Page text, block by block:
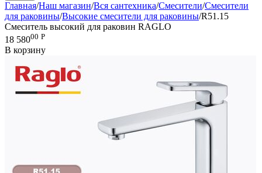
Главная/Наш магазин/Вся сантехника/Смесители/Смесители
для раковины/Высокие смесители для раковины/R51.15
Смеситель высокий для раковин RAGLO
18 58000 Р
В корзину